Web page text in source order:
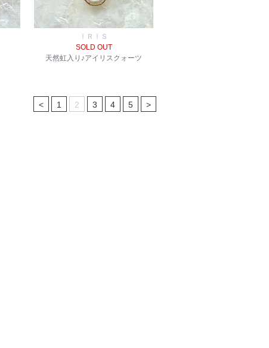
ＩＲＩＳ
SOLD OUT
天然虹入り♪アイリスクォーツ
< 1 2 3 4 5 >